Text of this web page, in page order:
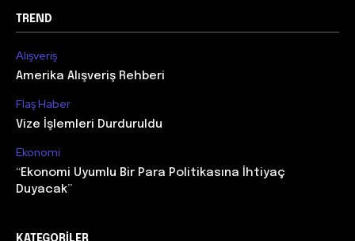
TREND
Alışveriş
Amerika Alışveriş Rehberi
Flaş Haber
Vize İşlemleri Durduruldu
Ekonomi
“Ekonomi Uyumlu Bir Para Politikasına İhtiyaç
Duyacak”
KATEGORILER